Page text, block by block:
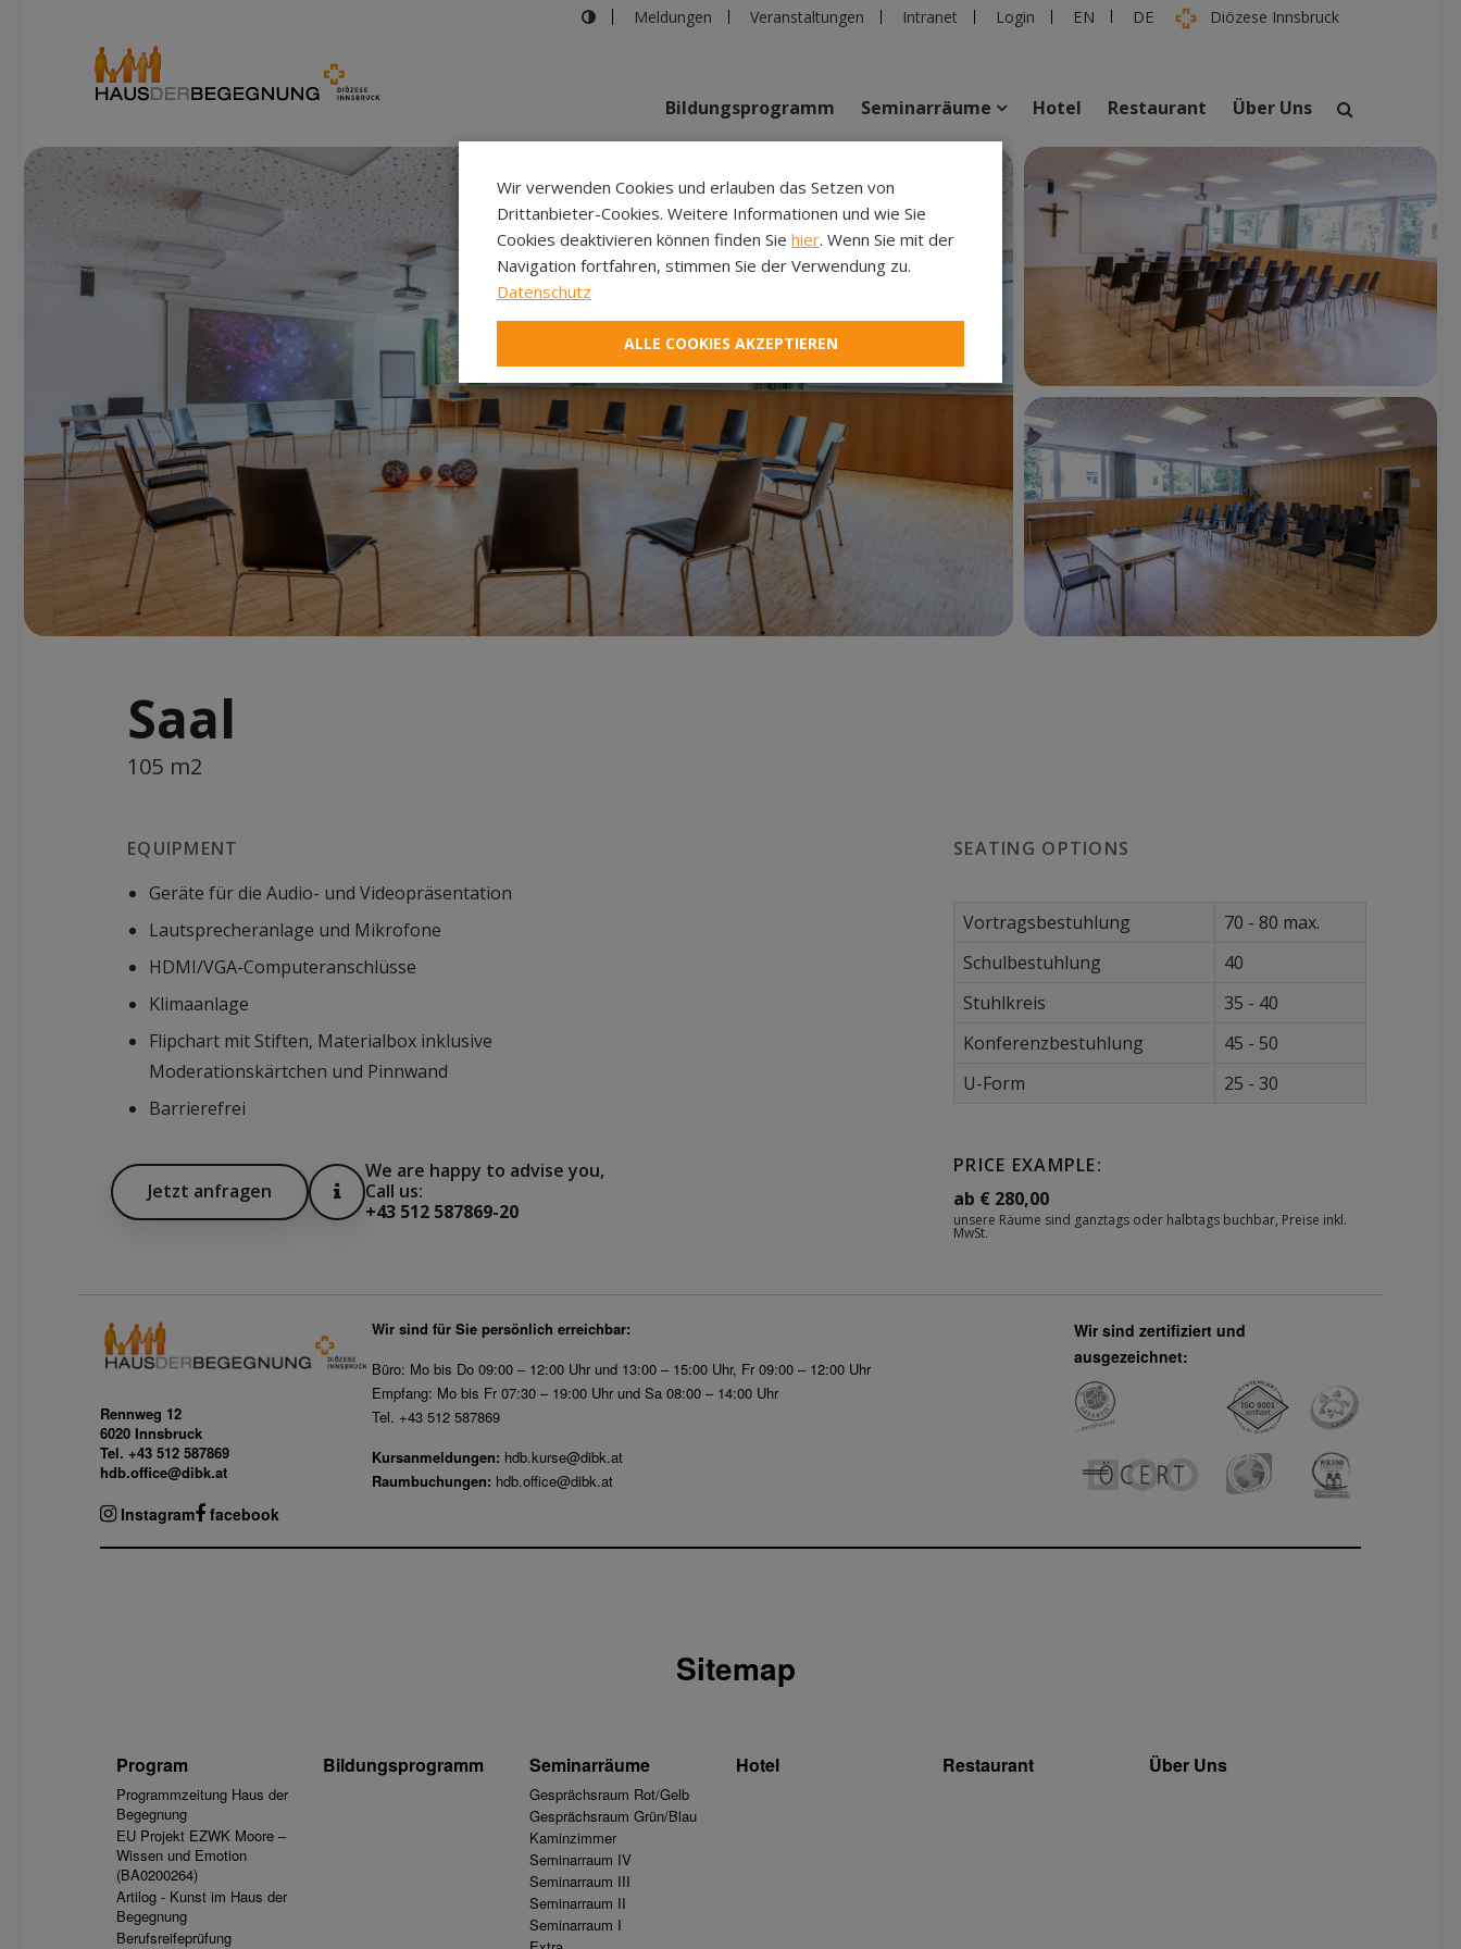
Meldungen Veranstaltungen Intranet Login EN DE Diözese Innsbruck
suchen
Bildungsprogramm Seminarräume Hotel Restaurant Über Uns
Saal
105 m2
EQUIPMENT
Geräte für die Audio- und Videopräsentation
Lautsprecheranlage und Mikrofone
HDMI/VGA-Computeranschlüsse
Klimaanlage
Flipchart mit Stiften, Materialbox inklusive
Moderationskärtchen und Pinnwand
Barrierefrei
Jetzt anfragen Download factsheet
We are happy to advise you,
Call us:
+43 512 587869-20
SEATING OPTIONS
Vortragsbestuhlung
70 - 80 max.
Schulbestuhlung
40
Stuhlkreis
35 - 40
Konferenzbestuhlung
45 - 50
U-Form
25 - 30
PRICE EXAMPLE:
ab € 280,00
unsere Räume sind ganztags oder halbtags buchbar, Preise inkl.
MwSt.
Rennweg 12
6020 Innsbruck
Tel. +43 512 587869
hdb.office@dibk.at
Instagram facebook
Wir sind für Sie persönlich erreichbar:
Büro: Mo bis Do 09:00 – 12:00 Uhr und 13:00 – 15:00 Uhr, Fr 09:00 – 12:00 Uhr
Empfang: Mo bis Fr 07:30 – 19:00 Uhr und Sa 08:00 – 14:00 Uhr
Tel. +43 512 587869
Kursanmeldungen: hdb.kurse@dibk.at
Raumbuchungen: hdb.office@dibk.at
Wir sind zertifiziert und
ausgezeichnet:
Sitemap
Program
Programmzeitung Haus der
Begegnung
EU Projekt EZWK Moore –
Wissen und Emotion
(BA0200264)
Artilog - Kunst im Haus der
Begegnung
Berufsreifeprüfung
Bildungsprogramm Seminarräume
Gesprächsraum Rot/Gelb
Gesprächsraum Grün/Blau
Kaminzimmer
Seminarraum IV
Seminarraum III
Seminarraum II
Seminarraum I
Hotel Restaurant Über Uns
Wir verwenden Cookies und erlauben das Setzen von
Drittanbieter-Cookies. Weitere Informationen und wie Sie
Cookies deaktivieren können finden Sie hier. Wenn Sie mit der
Navigation fortfahren, stimmen Sie der Verwendung zu.
Datenschutz
ALLE COOKIES AKZEPTIEREN